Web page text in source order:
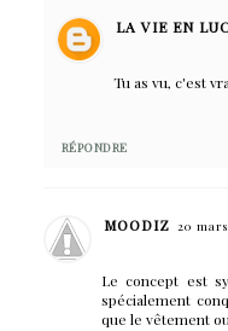
LA VIE EN
Tu as vu, c'est
RÉPONDRE
MOODIZ 20 mars
Le concept est
spécialement
que le vêtement